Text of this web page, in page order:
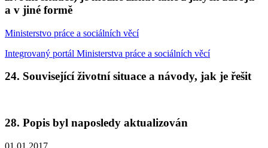
a v jiné formě
Ministerstvo práce a sociálních věcí
Integrovaný portál Ministerstva práce a sociálních věcí
24. Související životní situace a návody, jak je řešit
28. Popis byl naposledy aktualizován
01.01.2017